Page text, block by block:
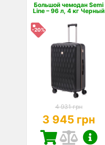
Большой чемодан Semi
Line – 96 л, 4 кг Черный
-20%
4 931 грн
3 945 грн